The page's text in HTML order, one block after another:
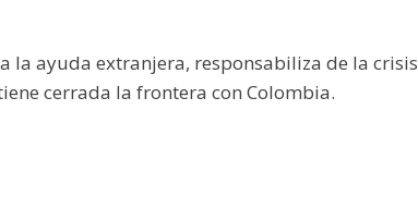
la ayuda extranjera, responsabiliza de la
cerrada la frontera con Colombia.